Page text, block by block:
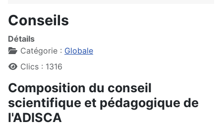
Conseils
Détails
Catégorie : Globale
Clics : 1316
Composition du conseil
scientifique et pédagogique de
l'ADISCA